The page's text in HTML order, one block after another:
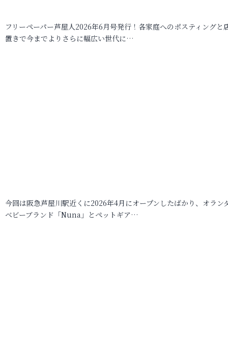
フリーペーパー芦屋人2026年6月号発行！各家庭へのポスティングと
置きで今までよりさらに幅広い世代に…
今回は阪急芦屋川駅近くに2026年4月にオープンしたばかり、オラン
ベビーブランド「Nuna」とペットギア…